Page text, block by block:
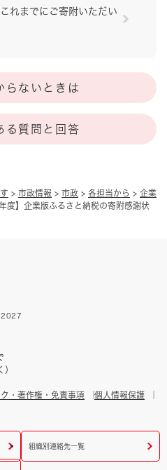
> 市政情報 > 市政 > 各担当から > 企業
度】企業版ふるさと納税の寄附感謝状
れまでにご寄附いただい
らないときは
る質問と回答
ク・著作権・免責事項
個人情報保護
組織別連絡先一覧